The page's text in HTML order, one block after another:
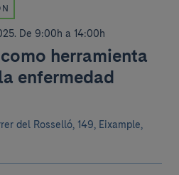
. De 9:00h a 14:00h
herramienta
enfermedad
del Rosselló, 149, Eixample,